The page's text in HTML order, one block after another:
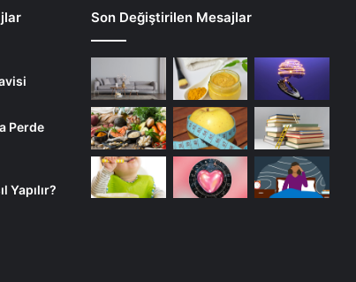
Perde
Yapılır?
Son Değiştirilen Mesajlar